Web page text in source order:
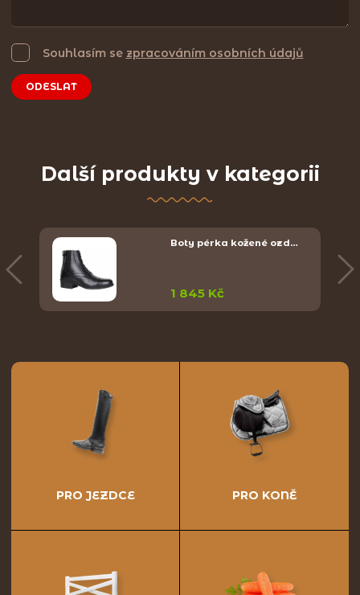
Souhlasím se zpracováním osobních údajů
ODESLAT
Další produkty v kategorii
Boty pérka kožené ozd…
1 845 Kč
PRO JEZDCE PRO KONĚ